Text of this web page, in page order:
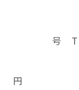
大阪市
号 T